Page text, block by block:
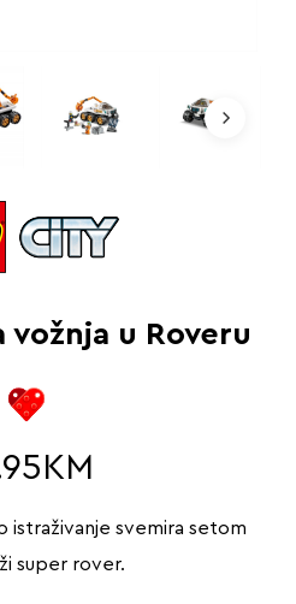
vožnja u Roveru
KM
istraživanje svemira setom
super rover.